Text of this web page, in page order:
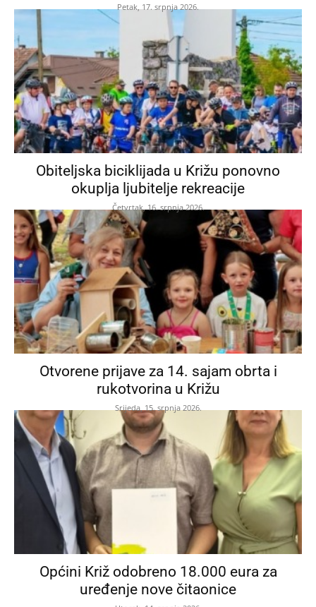
Petak, 17. srpnja 2026.
Obiteljska biciklijada u Križu ponovno
okuplja ljubitelje rekreacije
Četvrtak, 16. srpnja 2026.
Otvorene prijave za 14. sajam obrta i
rukotvorina u Križu
Srijeda, 15. srpnja 2026.
Općini Križ odobreno 18.000 eura za
uređenje nove čitaonice